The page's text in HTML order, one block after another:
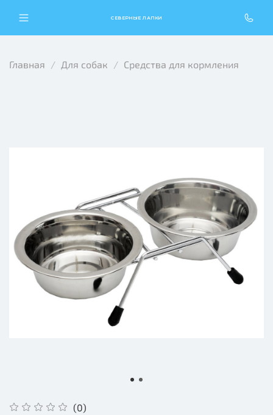
СЕВЕРНЫЕ ЛАПКИ
Главная Для собак Средства для кормления
(0)